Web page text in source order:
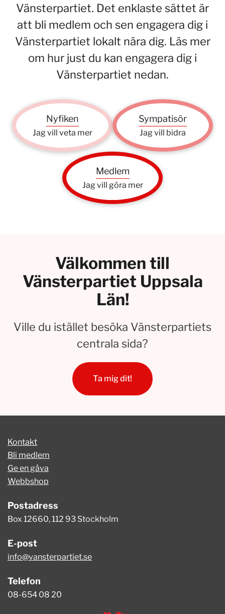
Vänsterpartiet. Det enklaste sättet är
att bli medlem och sen engagera dig i
Vänsterpartiet lokalt nära dig. Läs mer
om hur just du kan engagera dig i
Vänsterpartiet nedan.
Nyfiken
Jag vill veta mer
Sympatisör
Jag vill bidra
Medlem
Jag vill göra mer
Välkommen till
Vänsterpartiet Uppsala
Län!
Ville du istället besöka Vänsterpartiets
centrala sida?
Ta mig dit!
Kontakt
Bli medlem
Ge en gåva
Webbshop
Postadress
Box 12660, 112 93 Stockholm
E-post
info@vansterpartiet.se
Telefon
08-654 08 20